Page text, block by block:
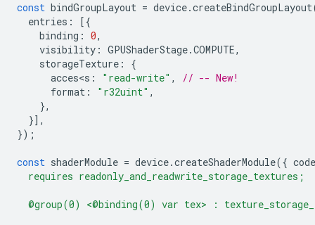
const bindGroupLayout = device.createBindGroupLayout
entries :
[{
binding : 0,
visibility : GPUShaderStage.COMPUTE,
storageTexture :
{
acces<s : "read-write" ,
// -- New!
format : "r32uint" ,
},
}],
});
const shaderModule = device.createShaderModule({ code
  requires readonly_and_readwrite_storage_textures;
@group(0) <@binding(0) var tex> :